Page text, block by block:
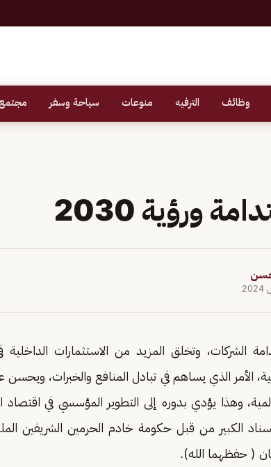
وظائف الترفيه منوعات سياحة وسفر مجتمع
ورؤية 2030
الشركات، وتخلق المزيد من الاستثمارات الداخلية
الأمر الذي يساهم في تبادل المنافع والخبرات، ويحسن
وهذا يؤدي بدوره إلى التطوير المؤسسي في اقتصاد
الكبير من قبل حكومة خادم الحرمين الشريفين
( حفظهما الله).